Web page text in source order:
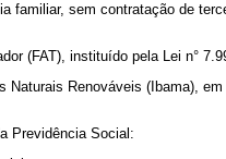
sem contratação de
(FAT), instituído pela Lei n°
Renováveis (Ibama),
Previdência Social: